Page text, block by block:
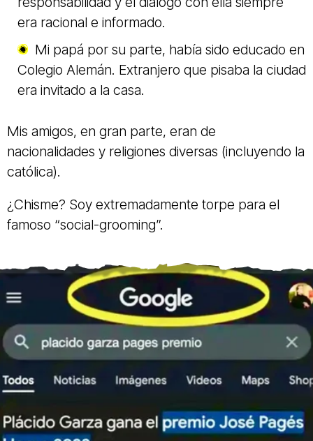
era racional e informado.
Mi papá por su parte, había sido educado en
Colegio Alemán. Extranjero que pisaba la ciudad
era invitado a la casa.
Mis amigos, en gran parte, eran de
nacionalidades y religiones diversas (incluyendo la
católica).
¿Chisme? Soy extremadamente torpe para el
famoso “social-grooming”.